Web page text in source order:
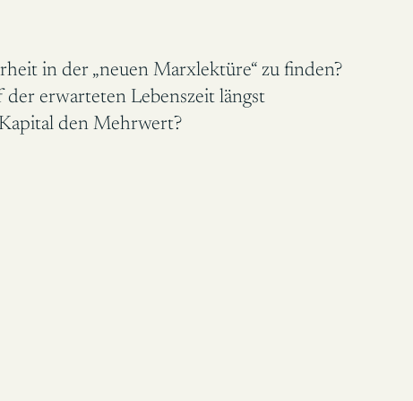
in der „neuen Marxlektüre“ zu finden?
erwarteten Lebenszeit längst
den Mehrwert?